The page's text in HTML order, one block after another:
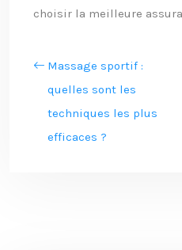
choisir la meilleure
Massage sportif :
quelles sont les
techniques les plus
efficaces ?